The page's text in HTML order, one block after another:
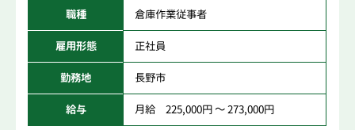
職種 倉庫作業従事者
雇用形態 正社員
勤務地 長野市
給与 月給 225,000円 ～ 273,000円